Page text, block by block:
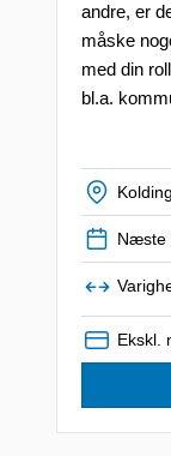
andre, er
måske
med din
bl.a.
Kolding
Næste
Ekskl.